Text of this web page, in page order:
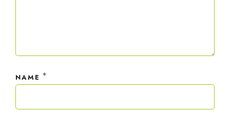
NAME *